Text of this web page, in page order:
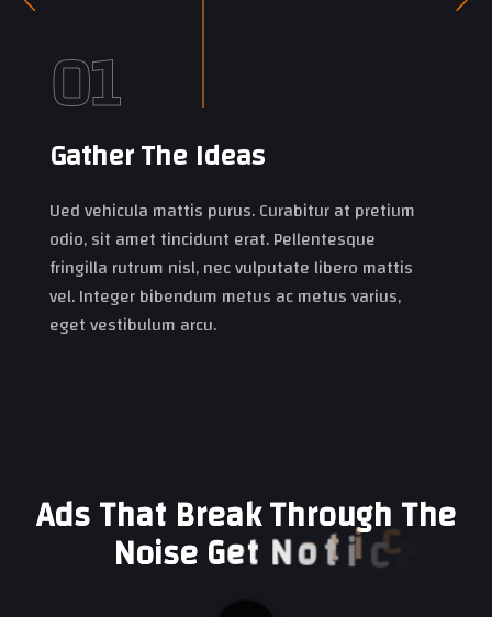
Gather The Ideas
Ued vehicula mattis purus. Curabitur at pretium
odio, sit amet tincidunt erat. Pellentesque
fringilla rutrum nisl, nec vulputate libero mattis
vel. Integer bibendum metus ac metus varius,
eget vestibulum arcu.
01
AdsThatBreakThroughThe
NoiseGet Noticed